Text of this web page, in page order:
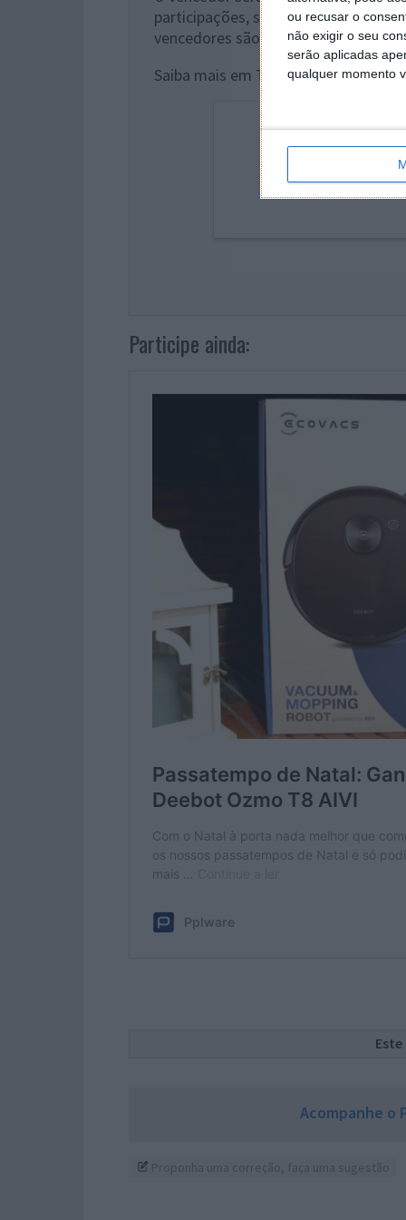
ou recusar o
não exigir o seu
serão aplicadas
qualquer momento
participações, sendo divulgado nas
vencedores são contactados via e-
Saiba mais em Terms & Conditions.
Participe ainda:
Acompanhe o